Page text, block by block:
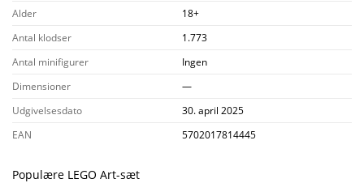
Alder
18+
Antal klodser
1.773
Antal minifigurer
Ingen
Dimensioner
—
Udgivelsesdato
30. april 2025
EAN
5702017814445
Populære LEGO Art-sæt